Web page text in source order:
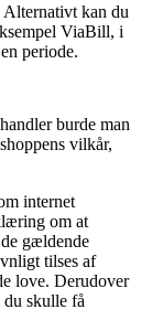
kan du
ViaBill, i
periode.
burde man
vilkår,
internet
om at
gældende
tilses af
love. Derudover
skulle få